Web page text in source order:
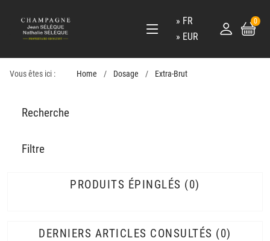
FR
EUR
0
Vous êtes ici : Home Dosage Extra-Brut
Recherche
Filtre
PRODUITS ÉPINGLÉS 0
DERNIERS ARTICLES CONSULTÉS 0